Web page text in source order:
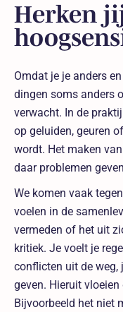
Herken
Omdat je je anders
dingen soms anders
verwacht. In de
op geluiden, geuren
wordt. Het maken
daar problemen
We komen vaak
voelen in de
vermeden of het uit
kritiek. Je voelt je
conflicten uit de weg,
geven. Hieruit
Bijvoorbeeld het niet